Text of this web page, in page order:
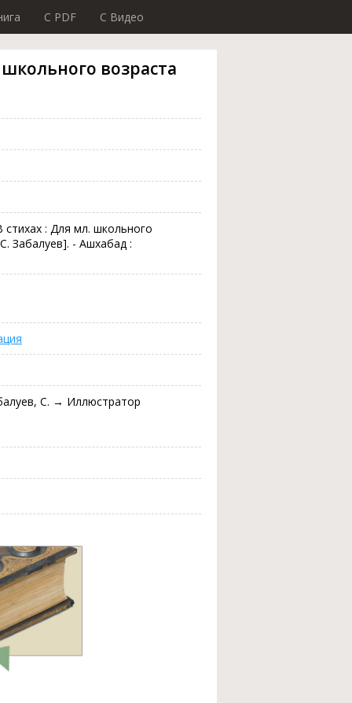
C PDF C Видео
возраста
стихах : Для мл. школьного
Забалуев]. - Ашхабад :
С. → Иллюстратор